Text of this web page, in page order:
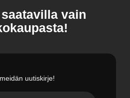
vain
uutiskirje!